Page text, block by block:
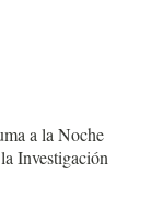
a la Noche
Investigación